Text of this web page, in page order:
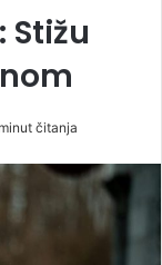
čitanja